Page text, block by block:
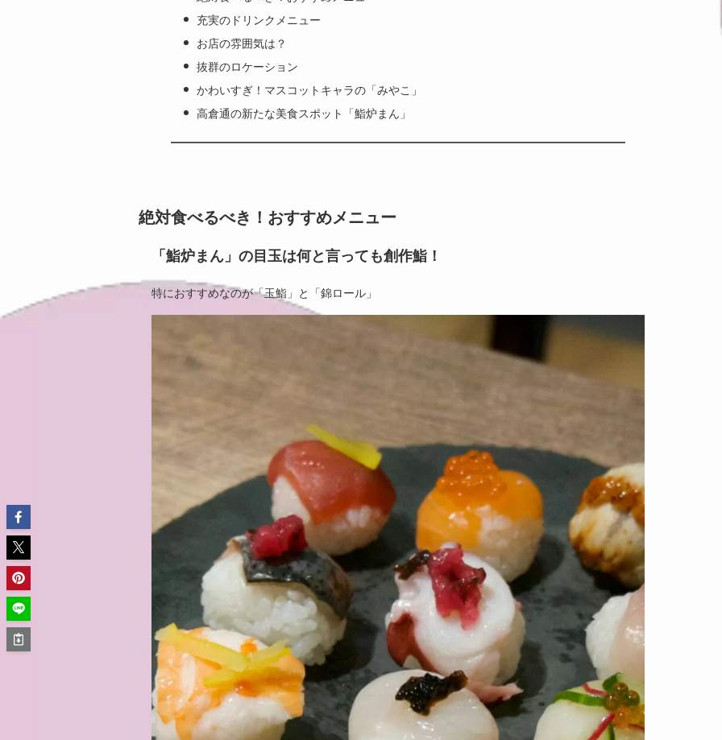
充実のドリンクメニュー
お店の雰囲気は？
抜群のロケーション
かわいすぎ！マスコットキャラの「みやこ」
高倉通の新たな美食スポット「鮨炉まん」
絶対食べるべき！おすすめメニュー
「鮨炉まん」の目玉は何と言っても創作鮨！
特におすすめなのが「玉鮨」と「錦ロール」